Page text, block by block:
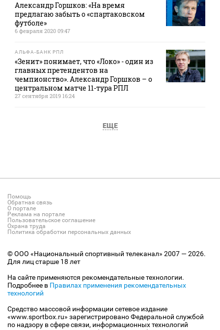
Александр Горшков: «На время
предлагаю забыть о «спартаковском
футболе»
6 февраля 2020 09:47
АЛЬФА-БАНК РПЛ
«Зенит» понимает, что «Локо» - один из
главных претендентов на
чемпионство». Александр Горшков – о
центральном матче 11-тура РПЛ
27 сентября 2019 16:24
ЕЩЕ
Помощь
Обратная связь
О портале
Реклама на портале
Пользовательское соглашение
Охрана труда
Политика обработки персональных данных
© ООО «Национальный спортивный телеканал» 2007 — 2026.
Для лиц старше 18 лет
На сайте применяются рекомендательные технологии.
Подробнее в Правилах применения рекомендательных
технологий
Средство массовой информации сетевое издание
«www.sportbox.ru» зарегистрировано Федеральной службой
по надзору в сфере связи, информационных технологий